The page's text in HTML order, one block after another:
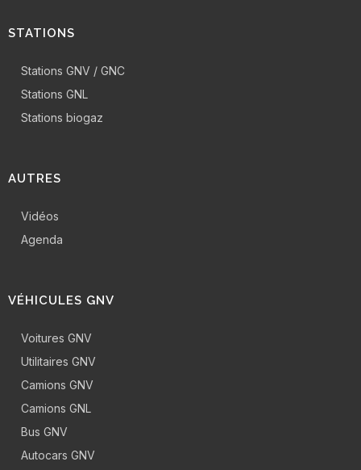
STATIONS
Stations GNV / GNC
Stations GNL
Stations biogaz
AUTRES
Vidéos
Agenda
VÉHICULES GNV
Voitures GNV
Utilitaires GNV
Camions GNV
Camions GNL
Bus GNV
Autocars GNV